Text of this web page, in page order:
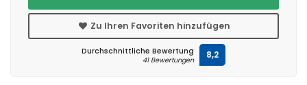
Zu Ihren Favoriten hinzufügen
Durchschnittliche Bewertung
41 Bewertungen 8,2